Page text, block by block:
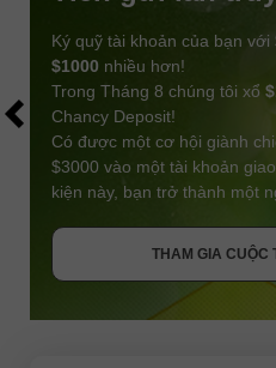
THAM GIA CUỘC
Ký quỹ tài khoản của bạn
$1000 nhiều hơn!
Trong Tháng 8 chúng tôi xổ
Chancy Deposit!
Có được một cơ hội giành
$3000 vào một tài khoản
kiện này, bạn trở thành một
THAM GIA CUỘC
THAM GIA CUỘC
NHẬN